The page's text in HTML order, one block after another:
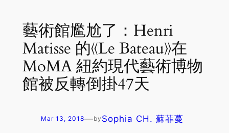
藝術館尷尬了：Henri
Matisse 的《Le Bateau》在
MoMA 紐約現代藝術博物
館被反轉倒掛47天
Mar 13, 2018—by Sophia CH. 蘇菲蔓